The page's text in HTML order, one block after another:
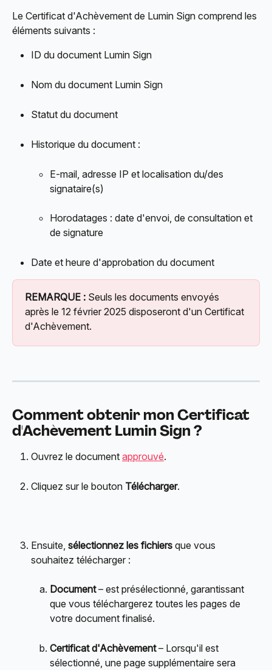
Le Certificat d'Achèvement de Lumin Sign comprend les
éléments suivants :
ID du document Lumin Sign
Nom du document Lumin Sign
Statut du document
Historique du document :
E-mail, adresse IP et localisation du/des
signataire(s)
Horodatages : date d'envoi, de consultation et
de signature
Date et heure d'approbation du document
REMARQUE : Seuls les documents envoyés
après le 12 février 2025 disposeront d'un Certificat
d'Achèvement.
Comment obtenir mon Certificat
d'Achèvement Lumin Sign ?
Ouvrez le document approuvé.
Cliquez sur le bouton Télécharger.
Ensuite, sélectionnez les fichiers que vous
souhaitez télécharger :
Document – est présélectionné, garantissant
que vous téléchargerez toutes les pages de
votre document finalisé.
Certificat d'Achèvement – Lorsqu'il est
sélectionné, une page supplémentaire sera